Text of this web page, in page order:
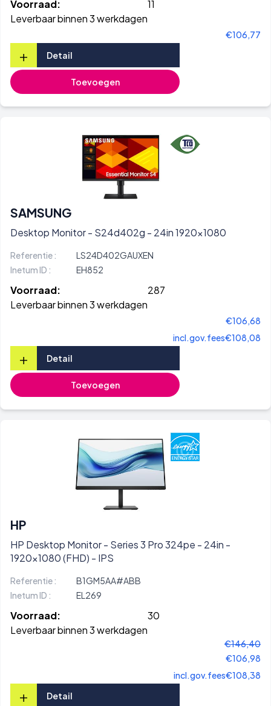
Voorraad:
11
Leverbaar binnen 3 werkdagen
€106,77
+ Detail
Toevoegen
SAMSUNG
Desktop Monitor - S24d402g - 24in 1920x1080
Referentie :
LS24D402GAUXEN
Inetum ID :
EH852
Voorraad:
287
Leverbaar binnen 3 werkdagen
€106,68
incl.gov.fees€108,08
+ Detail
Toevoegen
HP
HP Desktop Monitor - Series 3 Pro 324pe - 24in -
1920x1080 (FHD) - IPS
Referentie :
B1GM5AA#ABB
Inetum ID :
EL269
Voorraad:
30
Leverbaar binnen 3 werkdagen
€146,40
€106,98
incl.gov.fees€108,38
+ Detail